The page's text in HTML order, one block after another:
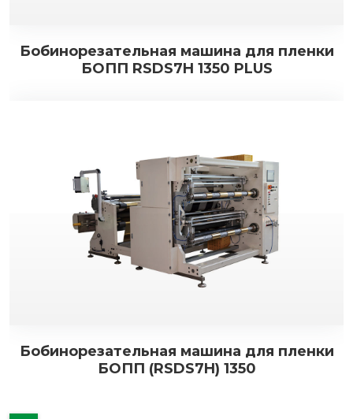
Бобинорезательная машина для пленки
БОПП RSDS7H 1350 PLUS
Бобинорезательная машина для пленки
БОПП (RSDS7H) 1350